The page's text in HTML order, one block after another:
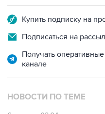
Купить подписку на
Подписаться на
Получать
канале
НОВОСТИ ПО ТЕМЕ